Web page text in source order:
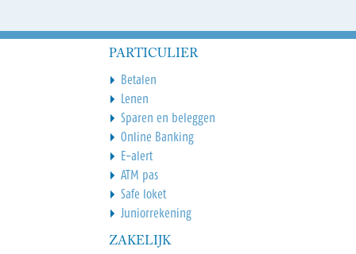
PARTICULIER
Betalen
Lenen
Sparen en beleggen
Online Banking
E-alert
ATM pas
Safe loket
Juniorrekening
ZAKELIJK